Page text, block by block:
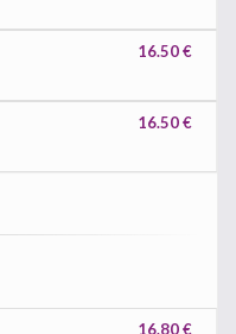
16.50 €
16.50 €
16.80 €